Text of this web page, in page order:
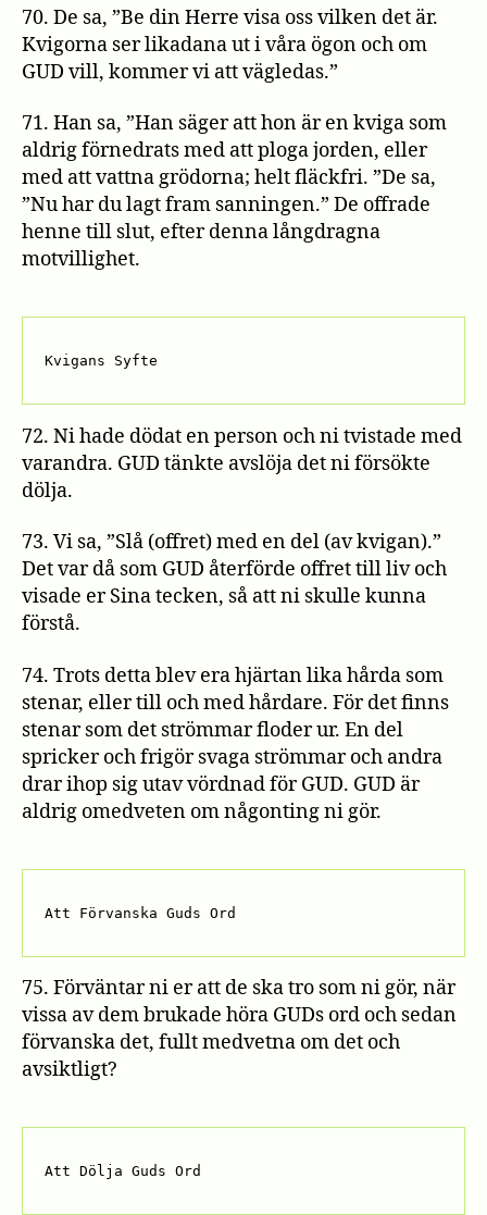
70. De sa, ”Be din Herre visa oss vilken det är.
Kvigorna ser likadana ut i våra ögon och om
GUD vill, kommer vi att vägledas.”
71. Han sa, ”Han säger att hon är en kviga som
aldrig förnedrats med att ploga jorden, eller
med att vattna grödorna; helt fläckfri. ”De sa,
”Nu har du lagt fram sanningen.” De offrade
henne till slut, efter denna långdragna
motvillighet.
Kvigans Syfte
72. Ni hade dödat en person och ni tvistade med
varandra. GUD tänkte avslöja det ni försökte
dölja.
73. Vi sa, ”Slå (offret) med en del (av kvigan).”
Det var då som GUD återförde offret till liv och
visade er Sina tecken, så att ni skulle kunna
förstå.
74. Trots detta blev era hjärtan lika hårda som
stenar, eller till och med hårdare. För det finns
stenar som det strömmar floder ur. En del
spricker och frigör svaga strömmar och andra
drar ihop sig utav vördnad för GUD. GUD är
aldrig omedveten om någonting ni gör.
Att Förvanska Guds Ord
75. Förväntar ni er att de ska tro som ni gör, när
vissa av dem brukade höra GUDs ord och sedan
förvanska det, fullt medvetna om det och
avsiktligt?
Att Dölja Guds Ord